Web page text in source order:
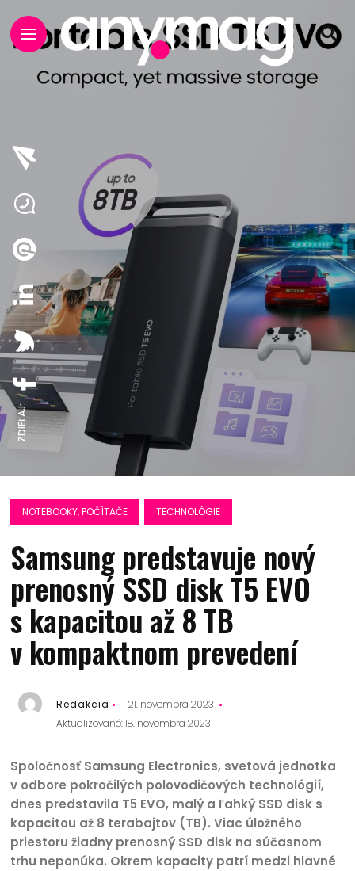
ZDIEĽAJ:
NOTEBOOKY, POČÍTAČE TECHNOLÓGIE
Samsung predstavuje nový
prenosný SSD disk T5 EVO
s kapacitou až 8 TB
v kompaktnom prevedení
Redakcia
21. novembra 2023
Aktualizované: 18. novembra 2023
Spoločnosť Samsung Electronics, svetová jednotka
v odbore pokročilých polovodičových technológií,
dnes predstavila T5 EVO, malý a ľahký SSD disk s
kapacitou až 8 terabajtov (TB). Viac úložného
priestoru žiadny prenosný SSD disk na súčasnom
trhu neponúka. Okrem kapacity patrí medzi hlavné